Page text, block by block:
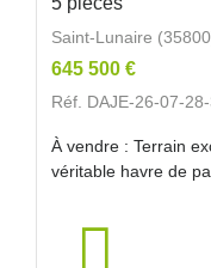
Saint-Lunaire
645 500 €
Réf. DAJE-26-07-
À vendre : Terrain
véritable havre de